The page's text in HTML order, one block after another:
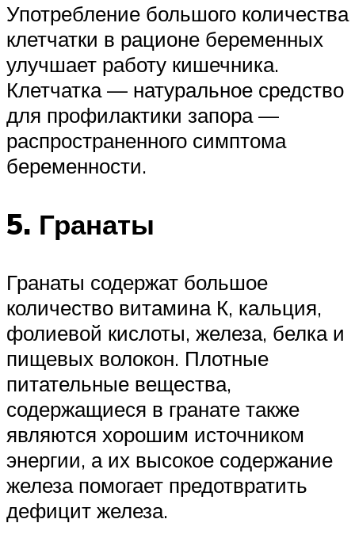
Употребление большого количества
клетчатки в рационе беременных
улучшает работу кишечника.
Клетчатка — натуральное средство
для профилактики запора —
распространенного симптома
беременности.
5. Гранаты
Гранаты содержат большое
количество витамина К, кальция,
фолиевой кислоты, железа, белка и
пищевых волокон. Плотные
питательные вещества,
содержащиеся в гранате также
являются хорошим источником
энергии, а их высокое содержание
железа помогает предотвратить
дефицит железа.